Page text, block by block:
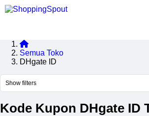
Semua Toko
DHgate ID
Show filters
Kode Kupon DHgate ID